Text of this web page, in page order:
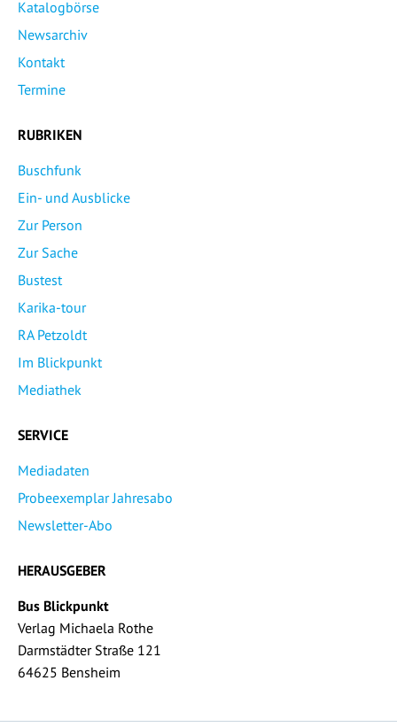
Katalogbörse
Newsarchiv
Kontakt
Termine
RUBRIKEN
Buschfunk
Ein- und Ausblicke
Zur Person
Zur Sache
Bustest
Karika-tour
RA Petzoldt
Im Blickpunkt
Mediathek
SERVICE
Mediadaten
Probeexemplar Jahresabo
Newsletter-Abo
HERAUSGEBER
Bus Blickpunkt
Verlag Michaela Rothe
Darmstädter Straße 121
64625 Bensheim